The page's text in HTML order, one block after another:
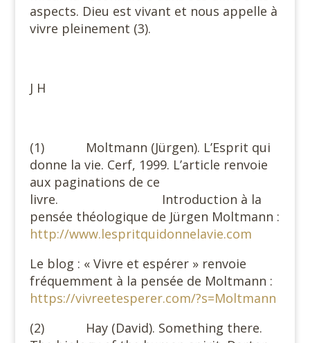
aspects. Dieu est vivant et nous appelle à
vivre pleinement (3).
J H
(1) Moltmann (Jürgen). L’Esprit qui
donne la vie. Cerf, 1999. L’article renvoie
aux paginations de ce
livre. Introduction à la
pensée théologique de Jürgen Moltmann :
http://www.lespritquidonnelavie.com
Le blog : « Vivre et espérer » renvoie
fréquemment à la pensée de Moltmann :
https://vivreetesperer.com/?s=Moltmann
(2) Hay (David). Something there.